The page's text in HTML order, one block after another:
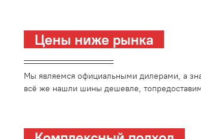
Цены ниже рынка
_________________________
Мы являемся официальными дилерами, а
всё же нашли шины дешевле,